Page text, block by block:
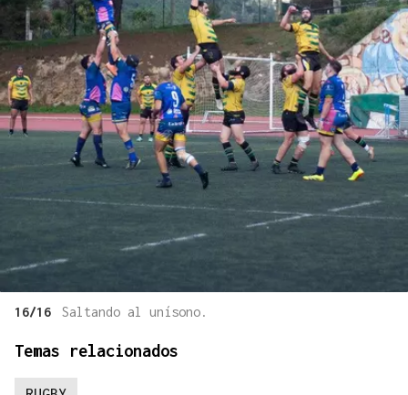
16/16 Saltando al unísono.
Temas relacionados